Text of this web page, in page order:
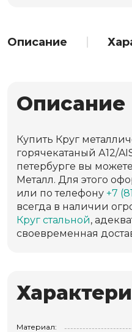
Описание
Описание
Купить Круг
горячекатаный А12/
петербурге вы
Металл. Для этого
или по телефону +7
всегда в наличии
Круг стальной,
своевременная
Материал: